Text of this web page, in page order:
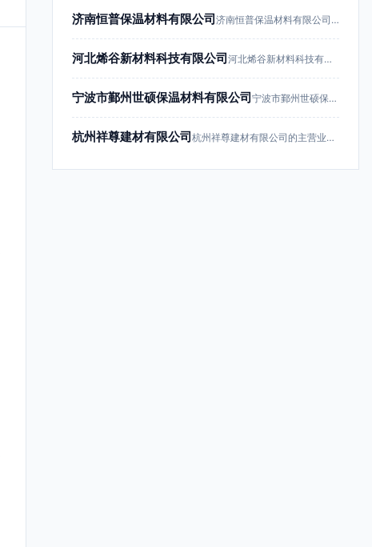
济南恒普保温材料有限公司 济南恒普保温材料有限公司成立于201…
河北烯谷新材料科技有限公司 河北烯谷新材料科技有限公司成立于20…
宁波市鄞州世硕保温材料有限公司 宁波市鄞州世硕保温材料有限公司成立于…
杭州祥尊建材有限公司 杭州祥尊建材有限公司的主营业务为建筑…